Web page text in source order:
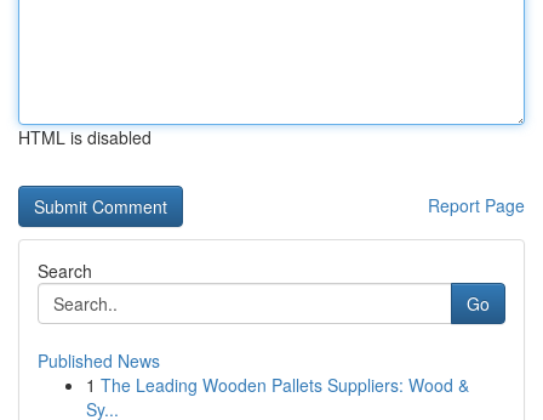
HTML is disabled
Report Page
Search
Go
Published News
1 The Leading Wooden Pallets Suppliers: Wood &
Sy...